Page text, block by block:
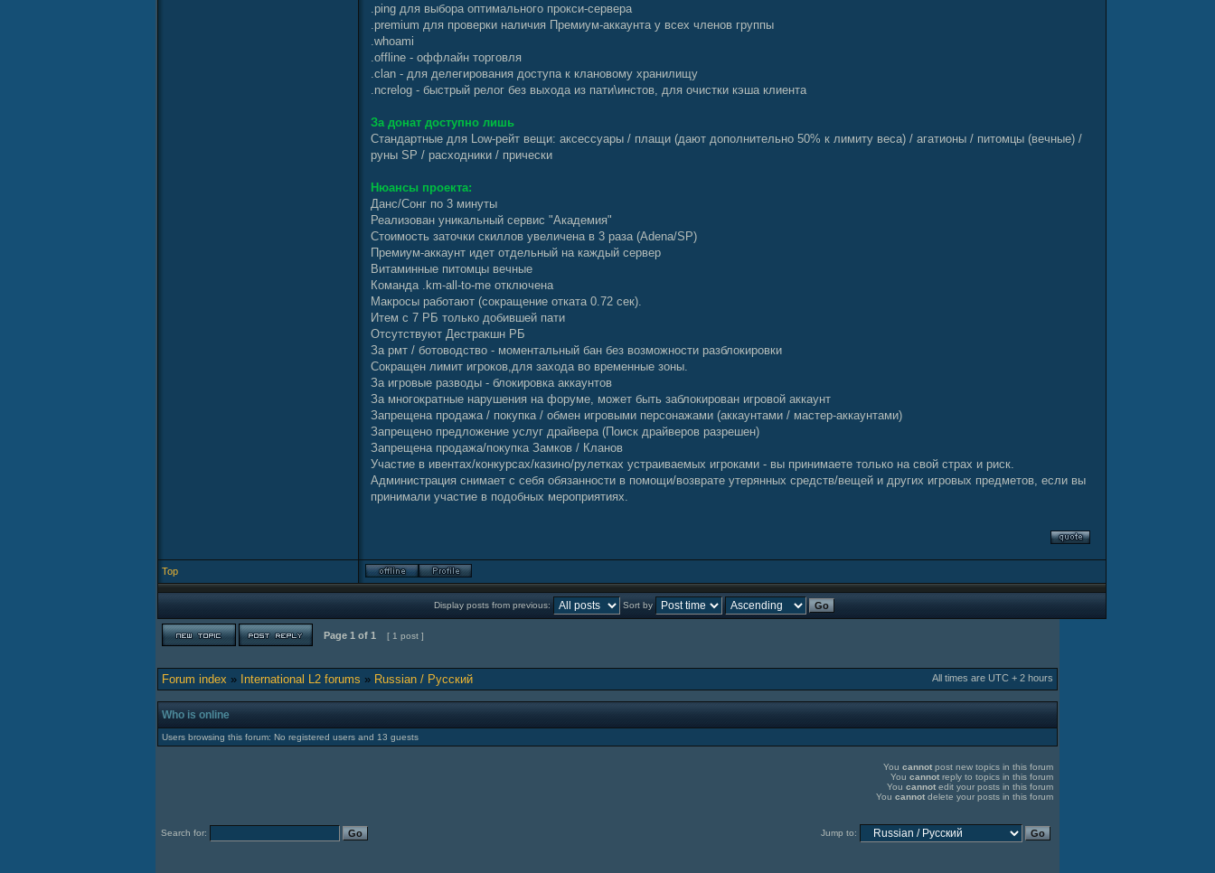
.ping для выбора оптимального прокси-сервера
.premium для проверки наличия Премиум-аккаунта у всех членов группы
.whoami
.offline - оффлайн торговля
.clan - для делегирования доступа к клановому хранилищу
.ncrelog - быстрый релог без выхода из пати\инстов, для очистки кэша клиента
За донат доступно лишь
Стандартные для Low-рейт вещи: аксессуары / плащи (дают дополнительно 50% к лимиту веса) / агатионы / питомцы (вечные) /
руны SP / расходники / прически
Нюансы проекта:
Данс/Сонг по 3 минуты
Реализован уникальный сервис "Академия"
Стоимость заточки скиллов увеличена в 3 раза (Adena/SP)
Премиум-аккаунт идет отдельный на каждый сервер
Витаминные питомцы вечные
Команда .km-all-to-me отключена
Макросы работают (сокращение отката 0.72 сек).
Итем с 7 РБ только добившей пати
Отсутствуют Дестракшн РБ
За рмт / ботоводство - моментальный бан без возможности разблокировки
Сокращен лимит игроков,для захода во временные зоны.
За игровые разводы - блокировка аккаунтов
За многократные нарушения на форуме, может быть заблокирован игровой аккаунт
Запрещена продажа / покупка / обмен игровыми персонажами (аккаунтами / мастер-аккаунтами)
Запрещено предложение услуг драйвера (Поиск драйверов разрешен)
Запрещена продажа/покупка Замков / Кланов
Участие в ивентах/конкурсах/казино/рулетках устраиваемых игроками - вы принимаете только на свой страх и риск.
Администрация снимает с себя обязанности в помощи/возврате утерянных средств/вещей и других игровых предметов, если вы
принимали участие в подобных мероприятиях.
Top
Display posts from previous: Sort by
Page 1 of 1 [ 1 post ]
Forum index » International L2 forums » Russian / Русский All times are UTC + 2 hours
Who is online
Users browsing this forum: No registered users and 13 guests
You cannot post new topics in this forum
You cannot reply to topics in this forum
You cannot edit your posts in this forum
You cannot delete your posts in this forum
Search for: Jump to: